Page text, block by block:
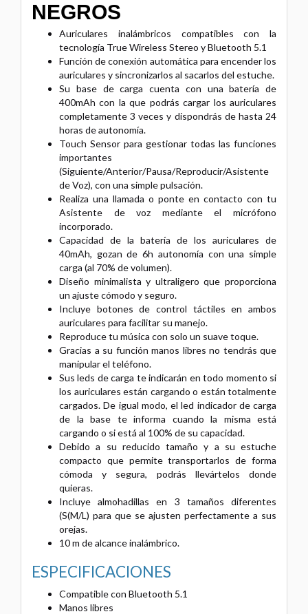
NEGROS
Auriculares inalámbricos compatibles con la
tecnología True Wireless Stereo y Bluetooth 5.1
Función de conexión automática para encender los
auriculares y sincronizarlos al sacarlos del estuche.
Su base de carga cuenta con una batería de
400mAh con la que podrás cargar los auriculares
completamente 3 veces y dispondrás de hasta 24
horas de autonomía.
Touch Sensor para gestionar todas las funciones
importantes
(Siguiente/Anterior/Pausa/Reproducir/Asistente
de Voz), con una simple pulsación.
Realiza una llamada o ponte en contacto con tu
Asistente de voz mediante el micrófono
incorporado.
Capacidad de la batería de los auriculares de
40mAh, gozan de 6h autonomía con una simple
carga (al 70% de volumen).
Diseño minimalista y ultraligero que proporciona
un ajuste cómodo y seguro.
Incluye botones de control táctiles en ambos
auriculares para facilitar su manejo.
Reproduce tu música con solo un suave toque.
Gracias a su función manos libres no tendrás que
manipular el teléfono.
Sus leds de carga te indicarán en todo momento si
los auriculares están cargando o están totalmente
cargados. De igual modo, el led indicador de carga
de la base te informa cuando la misma está
cargando o si está al 100% de su capacidad.
Debido a su reducido tamaño y a su estuche
compacto que permite transportarlos de forma
cómoda y segura, podrás llevártelos donde
quieras.
Incluye almohadillas en 3 tamaños diferentes
(S(M/L) para que se ajusten perfectamente a sus
orejas.
10 m de alcance inalámbrico.
ESPECIFICACIONES
Compatible con Bluetooth 5.1
Manos libres